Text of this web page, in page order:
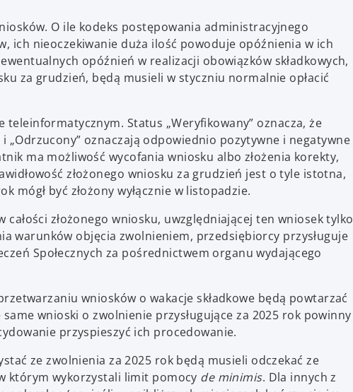
O ile kodeks postępowania administracyjnego
ich nieoczekiwanie duża ilość powoduje opóźnienia w ich
opóźnień w realizacji obowiązków składkowych,
za grudzień, będą musieli w styczniu normalnie opłacić
Status „Weryfikowany” oznacza, że
„Odrzucony” oznaczają odpowiednio pozytywne i negatywne
ma możliwość wycofania wniosku albo złożenia korekty,
złożonego wniosku za grudzień jest o tyle istotna,
mógł być złożony wyłącznie w listopadzie.
złożonego wniosku, uwzględniającej ten wniosek tylko
warunków objęcia zwolnieniem, przedsiębiorcy przysługuje
Społecznych za pośrednictwem organu wydającego
wniosków o wakacje składkowe będą powtarzać
wnioski o zwolnienie przysługujące za 2025 rok powinny
przyspieszyć ich procedowanie.
ze zwolnienia za 2025 rok będą musieli odczekać ze
którym wykorzystali limit pomocy de minimis. Dla innych z